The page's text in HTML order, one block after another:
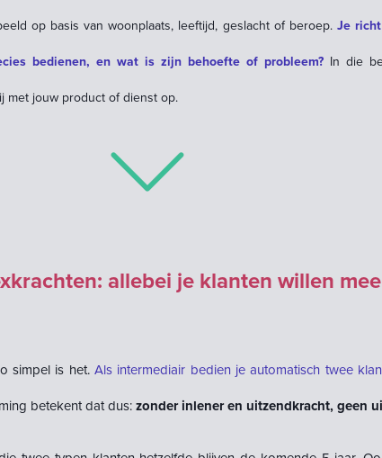
op basis van woonplaats, leeftijd, geslacht of beroep. Je
bedienen, en wat is zijn behoefte of probleem?In die
met jouw product of dienst op.
allebei je klanten willen
simpel is het. Als intermediair bedien je automatisch twee
betekent dat dus: zonder inlener en uitzendkracht, geen